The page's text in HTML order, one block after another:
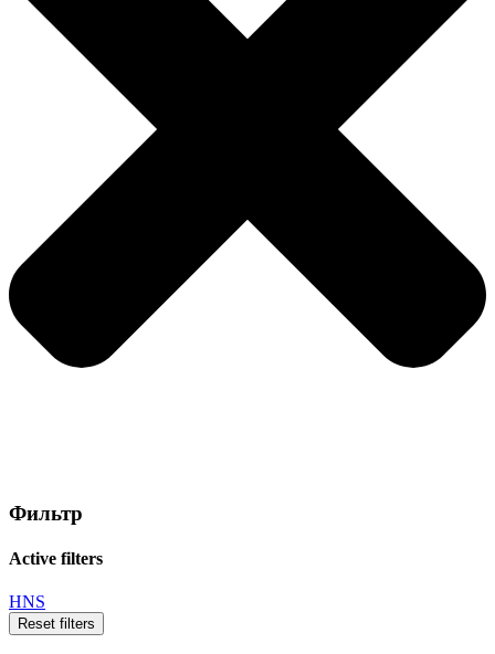
Фильтр
Active filters
HNS
Reset filters